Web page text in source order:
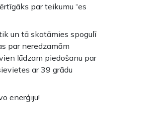
par teikumu “es
un tā skatāmies spogulī
par neredzamām
lūdzam piedošanu par
ar 39 grādu
enerģiju!